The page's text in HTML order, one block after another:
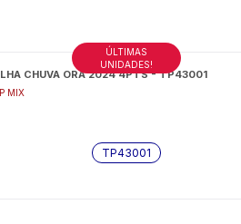
CHUVA ORA 2024 4PTS - TP43001
MIX
ÚLTIMAS
UNIDADES!
TP43001